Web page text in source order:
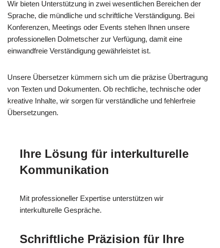
Wir bieten Unterstützung in zwei wesentlichen Bereichen der
Sprache, die mündliche und schriftliche Verständigung. Bei
Konferenzen, Meetings oder Events stehen Ihnen unsere
professionellen Dolmetscher zur Verfügung, damit eine
einwandfreie Verständigung gewährleistet ist.
Unsere Übersetzer kümmern sich um die präzise Übertragung
von Texten und Dokumenten. Ob rechtliche, technische oder
kreative Inhalte, wir sorgen für verständliche und fehlerfreie
Übersetzungen.
Ihre Lösung für interkulturelle
Kommunikation
Mit professioneller Expertise unterstützen wir
interkulturelle Gespräche.
Schriftliche Präzision für Ihre